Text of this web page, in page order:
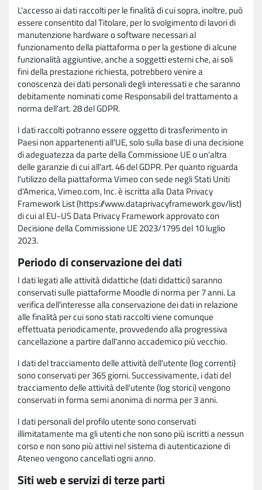
L'accesso ai dati raccolti per le finalità di cui sopra, inoltre, può
essere consentito dal Titolare, per lo svolgimento di lavori di
manutenzione hardware o software necessari al
funzionamento della piattaforma o per la gestione di alcune
funzionalità aggiuntive, anche a soggetti esterni che, ai soli
fini della prestazione richiesta, potrebbero venire a
conoscenza dei dati personali degli interessati e che saranno
debitamente nominati come Responsabili del trattamento a
norma dell'art. 28 del GDPR.
I dati raccolti potranno essere oggetto di trasferimento in
Paesi non appartenenti all'UE, solo sulla base di una decisione
di adeguatezza da parte della Commissione UE o un'altra
delle garanzie di cui all'art. 46 del GDPR. Per quanto riguarda
l'utilizzo della piattaforma Vimeo con sede negli Stati Uniti
d'America, Vimeo.com, Inc. è iscritta alla Data Privacy
Framework List (https://www.dataprivacyframework.gov/list)
di cui al EU-US Data Privacy Framework approvato con
Decisione della Commissione UE 2023/1795 del 10 luglio
2023.
Periodo di conservazione dei dati
I dati legati alle attività didattiche (dati didattici) saranno
conservati sulle piattaforme Moodle di norma per 7 anni. La
verifica dell'interesse alla conservazione dei dati in relazione
alle finalità per cui sono stati raccolti viene comunque
effettuata periodicamente, provvedendo alla progressiva
cancellazione a partire dall'anno accademico più vecchio.
I dati del tracciamento delle attività dell'utente (log correnti)
sono conservati per 365 giorni. Successivamente, i dati del
tracciamento delle attività dell'utente (log storici) vengono
conservati in forma semi anonima di norma per 3 anni.
I dati personali del profilo utente sono conservati
illimitatamente ma gli utenti che non sono più iscritti a nessun
corso e non sono più attivi nel sistema di autenticazione di
Ateneo vengono cancellati ogni anno.
Siti web e servizi di terze parti